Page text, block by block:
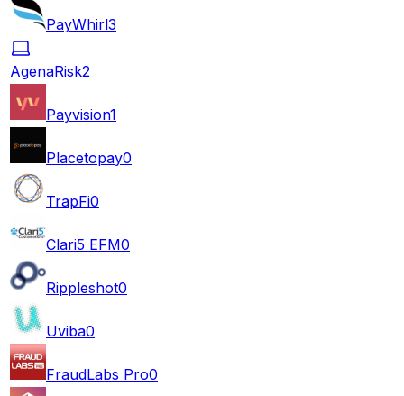
PayWhirl3
AgenaRisk2
Payvision1
Placetopay0
TrapFi0
Clari5 EFM0
Rippleshot0
Uviba0
FraudLabs Pro0